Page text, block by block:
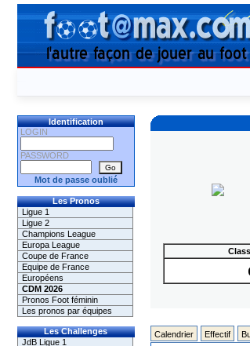
Identification
LOGIN
PASSWORD
Mot de passe oublié
Les Pronos
Ligue 1
Ligue 2
Champions League
Europa League
Coupe de France
Equipe de France
Européens
CDM 2026
Pronos Foot féminin
Les pronos par équipes
Les Challenges
JdB Ligue 1
Calendrier Effectif